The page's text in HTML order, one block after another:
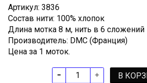
Артикул: 3836
Состав нити: 100% хлопок
Длина мотка 8 м, нить в 6 сложений
Производитель: DMC (Франция)
Цена за 1 моток.
В